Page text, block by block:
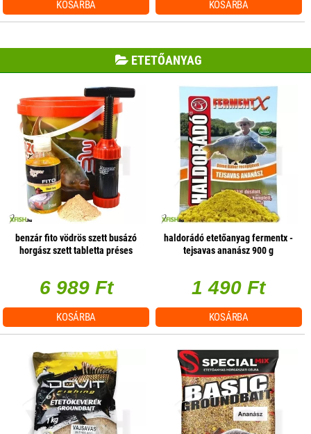
KOSÁRBA KOSÁRBA
ETETŐANYAG
benzár fito vödrös szett busázó
horgász szett tabletta préses
6 989 Ft
KOSÁRBA
haldorádó etetőanyag fermentx -
tejsavas ananász 900 g
1 490 Ft
KOSÁRBA